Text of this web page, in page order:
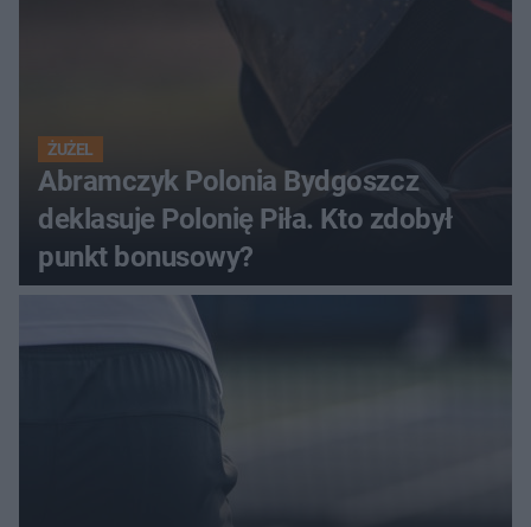
ŻUŻEL
Abramczyk Polonia Bydgoszcz
deklasuje Polonię Piła. Kto zdobył
punkt bonusowy?